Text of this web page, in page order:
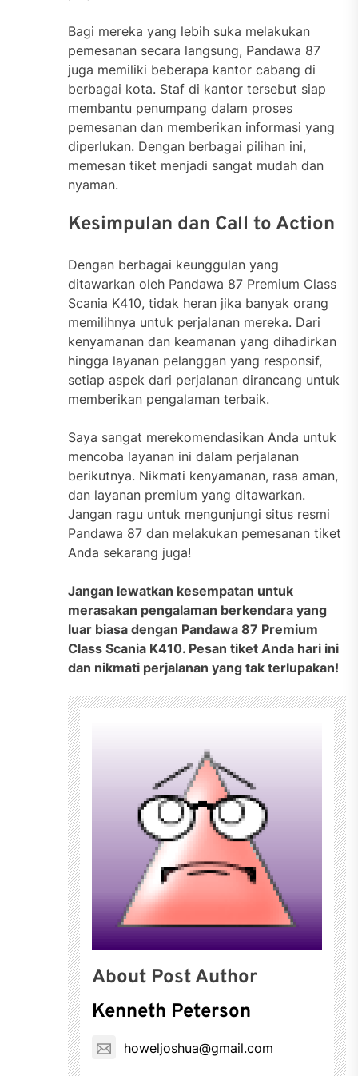
Bagi mereka yang lebih suka melakukan
pemesanan secara langsung, Pandawa 87
juga memiliki beberapa kantor cabang di
berbagai kota. Staf di kantor tersebut siap
membantu penumpang dalam proses
pemesanan dan memberikan informasi yang
diperlukan. Dengan berbagai pilihan ini,
memesan tiket menjadi sangat mudah dan
nyaman.
Kesimpulan dan Call to Action
Dengan berbagai keunggulan yang
ditawarkan oleh Pandawa 87 Premium Class
Scania K410, tidak heran jika banyak orang
memilihnya untuk perjalanan mereka. Dari
kenyamanan dan keamanan yang dihadirkan
hingga layanan pelanggan yang responsif,
setiap aspek dari perjalanan dirancang untuk
memberikan pengalaman terbaik.
Saya sangat merekomendasikan Anda untuk
mencoba layanan ini dalam perjalanan
berikutnya. Nikmati kenyamanan, rasa aman,
dan layanan premium yang ditawarkan.
Jangan ragu untuk mengunjungi situs resmi
Pandawa 87 dan melakukan pemesanan tiket
Anda sekarang juga!
Jangan lewatkan kesempatan untuk
merasakan pengalaman berkendara yang
luar biasa dengan Pandawa 87 Premium
Class Scania K410. Pesan tiket Anda hari ini
dan nikmati perjalanan yang tak terlupakan!
About Post Author
Kenneth Peterson
howeljoshua@gmail.com